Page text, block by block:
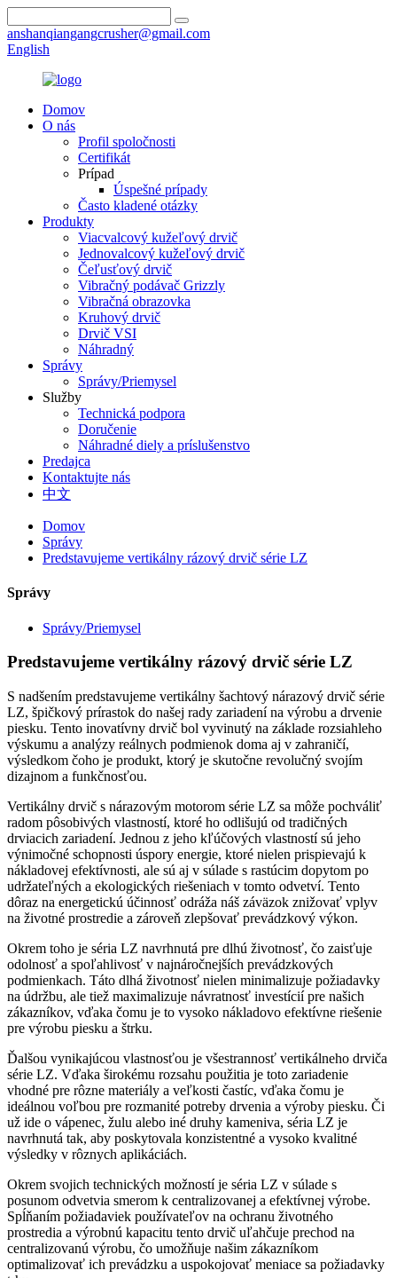
anshanqiangangcrusher@gmail.com
English
Domov
O nás
Profil spoločnosti
Certifikát
Prípad
Úspešné prípady
Často kladené otázky
Produkty
Viacvalcový kužeľový drvič
Jednovalcový kužeľový drvič
Čeľusťový drvič
Vibračný podávač Grizzly
Vibračná obrazovka
Kruhový drvič
Drvič VSI
Náhradný
Správy
Správy/Priemysel
Služby
Technická podpora
Doručenie
Náhradné diely a príslušenstvo
Predajca
Kontaktujte nás
中文
Domov
Správy
Predstavujeme vertikálny rázový drvič série LZ
Správy
Správy/Priemysel
Predstavujeme vertikálny rázový drvič série LZ
S nadšením predstavujeme vertikálny šachtový nárazový drvič série
LZ, špičkový prírastok do našej rady zariadení na výrobu a drvenie
piesku. Tento inovatívny drvič bol vyvinutý na základe rozsiahleho
výskumu a analýzy reálnych podmienok doma aj v zahraničí,
výsledkom čoho je produkt, ktorý je skutočne revolučný svojím
dizajnom a funkčnosťou.
Vertikálny drvič s nárazovým motorom série LZ sa môže pochváliť
radom pôsobivých vlastností, ktoré ho odlišujú od tradičných
drviacich zariadení. Jednou z jeho kľúčových vlastností sú jeho
výnimočné schopnosti úspory energie, ktoré nielen prispievajú k
nákladovej efektívnosti, ale sú aj v súlade s rastúcim dopytom po
udržateľných a ekologických riešeniach v tomto odvetví. Tento
dôraz na energetickú účinnosť odráža náš záväzok znižovať vplyv
na životné prostredie a zároveň zlepšovať prevádzkový výkon.
Okrem toho je séria LZ navrhnutá pre dlhú životnosť, čo zaisťuje
odolnosť a spoľahlivosť v najnáročnejších prevádzkových
podmienkach. Táto dlhá životnosť nielen minimalizuje požiadavky
na údržbu, ale tiež maximalizuje návratnosť investícií pre našich
zákazníkov, vďaka čomu je to vysoko nákladovo efektívne riešenie
pre výrobu piesku a štrku.
Ďalšou vynikajúcou vlastnosťou je všestrannosť vertikálneho drviča
série LZ. Vďaka širokému rozsahu použitia je toto zariadenie
vhodné pre rôzne materiály a veľkosti častíc, vďaka čomu je
ideálnou voľbou pre rozmanité potreby drvenia a výroby piesku. Či
už ide o vápenec, žulu alebo iné druhy kameniva, séria LZ je
navrhnutá tak, aby poskytovala konzistentné a vysoko kvalitné
výsledky v rôznych aplikáciách.
Okrem svojich technických možností je séria LZ v súlade s
posunom odvetvia smerom k centralizovanej a efektívnej výrobe.
Spĺňaním požiadaviek používateľov na ochranu životného
prostredia a výrobnú kapacitu tento drvič uľahčuje prechod na
centralizovanú výrobu, čo umožňuje našim zákazníkom
optimalizovať ich prevádzku a uspokojovať meniace sa požiadavky